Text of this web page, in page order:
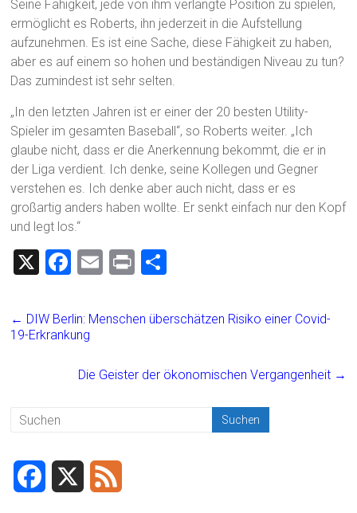
Seine Fähigkeit, jede von ihm verlangte Position zu spielen,
ermöglicht es Roberts, ihn jederzeit in die Aufstellung
aufzunehmen. Es ist eine Sache, diese Fähigkeit zu haben,
aber es auf einem so hohen und beständigen Niveau zu tun?
Das zumindest ist sehr selten.
„In den letzten Jahren ist er einer der 20 besten Utility-
Spieler im gesamten Baseball“, so Roberts weiter. „Ich
glaube nicht, dass er die Anerkennung bekommt, die er in
der Liga verdient. Ich denke, seine Kollegen und Gegner
verstehen es. Ich denke aber auch nicht, dass er es
großartig anders haben wollte. Er senkt einfach nur den Kopf
und legt los.“
X
F
ce
b
o
E
ai
Pr
t
e
← DIW Berlin: Menschen überschätzen Risiko einer Covid-
19-Erkrankung
Die Geister der ökonomischen Vergangenheit →